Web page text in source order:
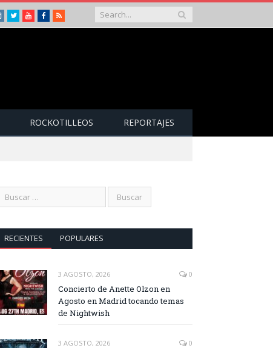
Instagram
TwitterYoutubeFacebook
RSS
ROCKOTILLEOS REPORTAJES
RECIENTES POPULARES
3 AGOSTO, 2026 0
Concierto de Anette Olzon en
Agosto en Madrid tocando temas
de Nightwish
3 AGOSTO, 2026 0